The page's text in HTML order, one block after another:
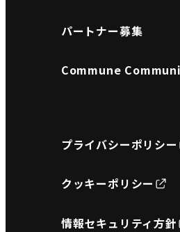
パートナー募集
Commune
プライバシーポリシー
クッキーポリシー
情報セキュリティ方針